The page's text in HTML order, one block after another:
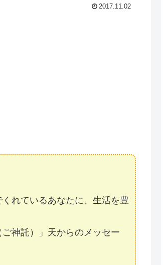
2017.11.02
れているあなたに、生活を豊
神託）」天からのメッセー